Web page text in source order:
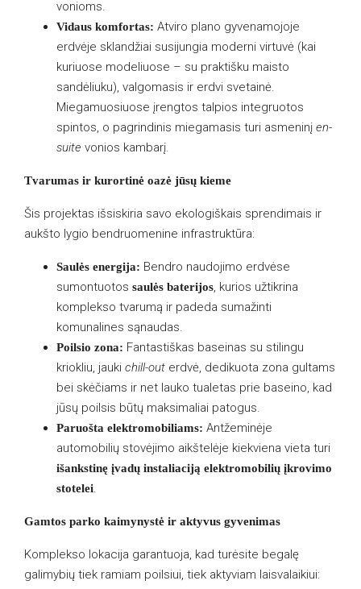
vonioms.
Vidaus komfortas: Atviro plano gyvenamojoje
erdvėje sklandžiai susijungia moderni virtuvė (kai
kuriuose modeliuose – su praktišku maisto
sandėliuku), valgomasis ir erdvi svetainė.
Miegamuosiuose įrengtos talpios integruotos
spintos, o pagrindinis miegamasis turi asmeninį en-
suite vonios kambarį.
Tvarumas ir kurortinė oazė jūsų kieme
Šis projektas išsiskiria savo ekologiškais sprendimais ir
aukšto lygio bendruomenine infrastruktūra:
Saulės energija: Bendro naudojimo erdvėse
sumontuotos saulės baterijos, kurios užtikrina
komplekso tvarumą ir padeda sumažinti
komunalines sąnaudas.
Poilsio zona: Fantastiškas baseinas su stilingu
kriokliu, jauki chill-out erdvė, dedikuota zona gultams
bei skėčiams ir net lauko tualetas prie baseino, kad
jūsų poilsis būtų maksimaliai patogus.
Paruošta elektromobiliams: Antžeminėje
automobilių stovėjimo aikštelėje kiekviena vieta turi
išankstinę įvadų instaliaciją elektromobilių įkrovimo
stotelei.
Gamtos parko kaimynystė ir aktyvus gyvenimas
Komplekso lokacija garantuoja, kad turėsite begalę
galimybių tiek ramiam poilsiui, tiek aktyviam laisvalaikiui: